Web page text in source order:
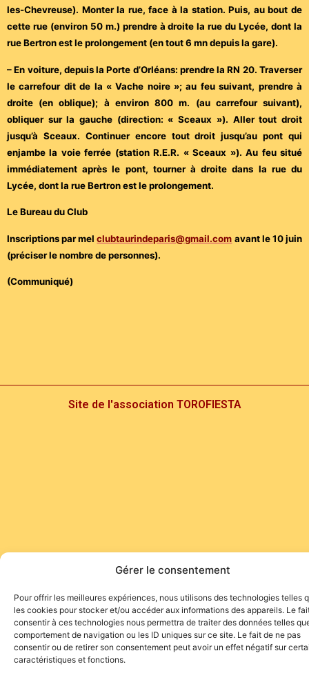
Gérer le consentement
Pour offrir les meilleures expériences, nous utilisons des technologies telles
les cookies pour stocker et/ou accéder aux informations des appareils. Le
consentir à ces technologies nous permettra de traiter des données telles
comportement de navigation ou les ID uniques sur ce site. Le fait de ne pas
consentir ou de retirer son consentement peut avoir un effet négatif sur
caractéristiques et fonctions.
les-Chevreuse). Monter la rue, face à la station. Puis, au bout de
cette rue (environ 50 m.) prendre à droite la rue du Lycée, dont la
rue Bertron est le prolongement (en tout 6 mn depuis la gare).
– En voiture, depuis la Porte d’Orléans: prendre la RN 20. Traverser
le carrefour dit de la « Vache noire »; au feu suivant, prendre à
droite (en oblique); à environ 800 m. (au carrefour suivant),
obliquer sur la gauche (direction: « Sceaux »). Aller tout droit
jusqu’à Sceaux. Continuer encore tout droit jusqu’au pont qui
enjambe la voie ferrée (station R.E.R. « Sceaux »). Au feu situé
immédiatement après le pont, tourner à droite dans la rue du
Lycée, dont la rue Bertron est le prolongement.
Le Bureau du Club
Inscriptions par melclubtaurindeparis@gmail.com avant le 10 juin
(préciser le nombre de personnes).
(Communiqué)
Site de l'association TOROFIESTA